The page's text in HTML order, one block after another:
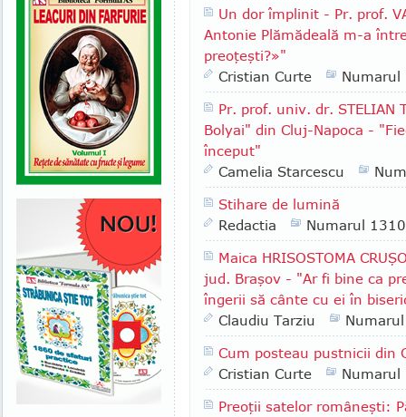
Un dor împlinit - Pr. prof.
Antonie Plămădeală m-a
preoţeşti?»"
Cristian Curte
Numarul
Pr. prof. univ. dr. STELIAN
Bolyai" din Cluj-Napoca -
început"
Camelia Starcescu
Stihare de lumină
Redactia
Numarul 1310
Maica HRISOSTOMA
jud. Braşov - "Ar fi bine ca
îngerii să cânte cu ei în
Claudiu Tarziu
Cum posteau pustnicii din
Cristian Curte
Numarul
Preoţii satelor româneşti: